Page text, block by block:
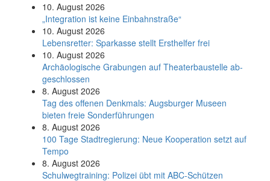
10. August 2026
„Integration ist keine Einbahnstraße“
10. August 2026
Le­bens­ret­ter: Spar­kas­se stellt Erst­hel­fer frei
10. August 2026
Ar­chäo­lo­gi­sche Gra­bun­gen auf Thea­ter­bau­stel­le ab­
ge­schlos­sen
8. August 2026
Tag des offenen Denkmals: Augsburger Museen
bieten freie Sonderführungen
8. August 2026
100 Tage Stadtregierung: Neue Kooperation setzt auf
Tempo
8. August 2026
Schul­weg­trai­ning: Poli­zei übt mit ABC-Schüt­zen